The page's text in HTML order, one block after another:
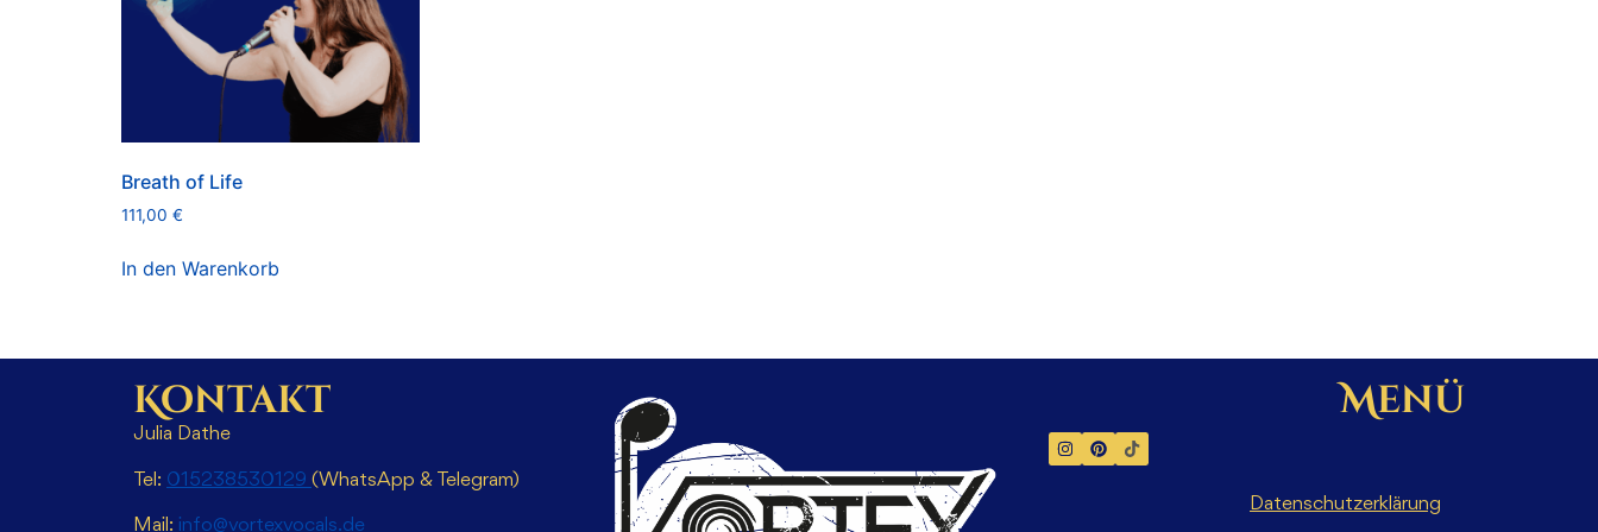
Breath of Life
111,00 €
In den Warenkorb
Kontakt
Julia Dathe
Tel: 015238530129 (WhatsApp & Telegram)
Mail: info@vortexvocals.de
Menü
Datenschutzerklärung